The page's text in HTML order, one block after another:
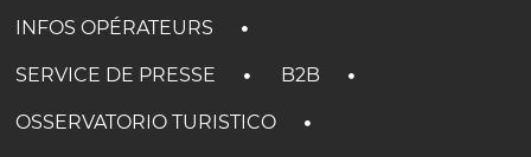
INFOS OPÉRATEURS
SERVICE DE PRESSE B2B
OSSERVATORIO TURISTICO